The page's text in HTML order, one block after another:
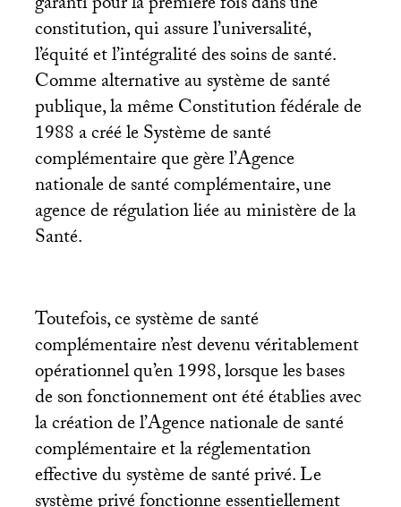
constitution, qui assure l’universalité,
l’équité et l’intégralité des soins de santé.
Comme alternative au système de santé
publique, la même Constitution fédérale de
1988 a créé le Système de santé
complémentaire que gère l’Agence
nationale de santé complémentaire, une
agence de régulation liée au ministère de la
Santé.
Toutefois, ce système de santé
complémentaire n’est devenu véritablement
opérationnel qu’en 1998, lorsque les bases
de son fonctionnement ont été établies avec
la création de l’Agence nationale de santé
complémentaire et la réglementation
effective du système de santé privé. Le